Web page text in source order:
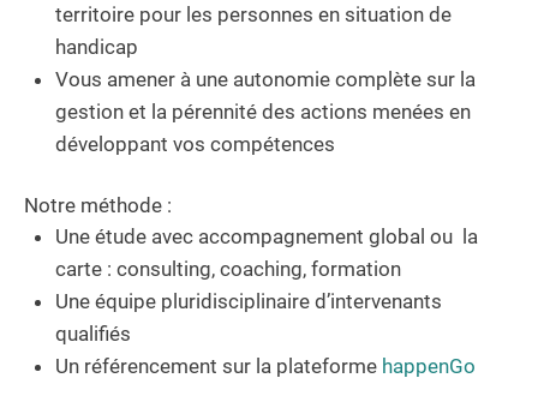
territoire pour les personnes en situation de
handicap
Vous amener à une autonomie complète sur la
gestion et la pérennité des actions menées en
développant vos compétences
Notre méthode :
Une étude avec accompagnement global ou la
carte : consulting, coaching, formation
Une équipe pluridisciplinaire d’intervenants
qualifiés
Un référencement sur la plateforme happenGo